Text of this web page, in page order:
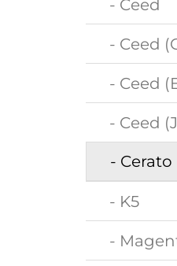
- Ceed
- Ceed
- Ceed
- Ceed
- Cerato
- K5
-